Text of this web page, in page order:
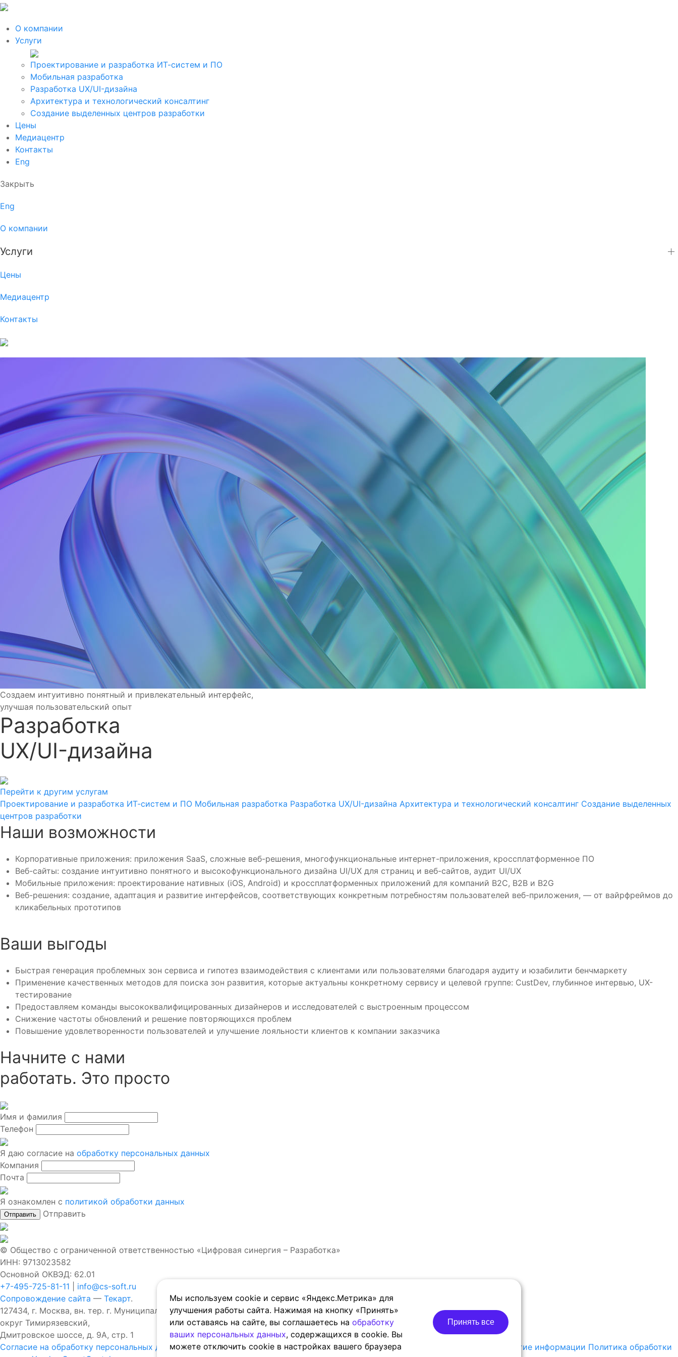
О компании
Услуги
Проектирование и разработка ИТ-систем и ПО
Мобильная разработка
Разработка UX/UI-дизайна
Архитектура и технологический консалтинг
Создание выделенных центров разработки
Цены
Медиацентр
Контакты
Eng
Закрыть
Eng
О компании
Услуги
Цены
Медиацентр
Контакты
Создаем интуитивно понятный и привлекательный интерфейс,
улучшая пользовательский опыт
Разработка
UX/UI-дизайна
Перейти к другим услугам
Проектирование и разработка ИТ-систем и ПО Мобильная разработка Разработка UX/UI-дизайна Архитектура и технологический консалтинг Создание выделенных
центров разработки
Наши возможности
Корпоративные приложения: приложения SaaS, сложные веб-решения, многофункциональные интернет-приложения, кроссплатформенное ПО
Веб-сайты: создание интуитивно понятного и высокофункционального дизайна UI/UX для страниц и веб-сайтов, аудит UI/UX
Мобильные приложения: проектирование нативных (iOS, Android) и кроссплатформенных приложений для компаний B2C, B2B и B2G
Веб-решения: создание, адаптация и развитие интерфейсов, соответствующих конкретным потребностям пользователей веб-приложения, — от вайрфреймов до
кликабельных прототипов
Ваши выгоды
Быстрая генерация проблемных зон сервиса и гипотез взаимодействия с клиентами или пользователями благодаря аудиту и юзабилити бенчмаркету
Применение качественных методов для поиска зон развития, которые актуальны конкретному сервису и целевой группе: CustDev, глубинное интервью, UX-
тестирование
Предоставляем команды высококвалифицированных дизайнеров и исследователей с выстроенным процессом
Снижение частоты обновлений и решение повторяющихся проблем
Повышение удовлетворенности пользователей и улучшение лояльности клиентов к компании заказчика
Начните с нами
работать. Это просто
Имя и фамилия
Телефон
Я даю согласие на обработку персональных данных
Компания
Почта
Я ознакомлен с политикой обработки данных
Отправить
© Общество с ограниченной ответственностью «Цифровая синергия – Разработка»
ИНН: 9713023582
Основной ОКВЭД: 62.01
+7-495-725-81-11
info@cs-soft.ru
Сопровождение сайта — Текарт.
127434, г. Москва, вн. тер. г. Муниципальный
округ Тимирязевский,
Дмитровское шоссе, д. 9А, стр. 1
Согласие на обработку персональных данных Политика обработки персональных данных Антикоррупционная политика Раскрытие информации Политика обработки
Мы используем cookie и сервис «Яндекс.Метрика» для
улучшения работы сайта. Нажимая на кнопку «Принять»
или оставаясь на сайте, вы соглашаетесь на обработку
ваших персональных данных, содержащихся в cookie. Вы
можете отключить cookie в настройках вашего браузера
Принять все